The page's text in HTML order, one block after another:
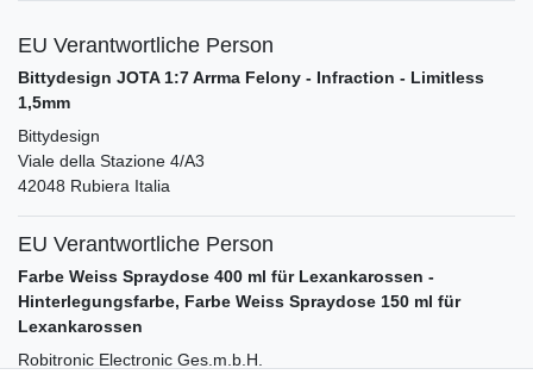
EU Verantwortliche Person
Bittydesign JOTA 1:7 Arrma Felony - Infraction - Limitless
1,5mm
Bittydesign
Viale della Stazione 4/A3
42048 Rubiera Italia
EU Verantwortliche Person
Farbe Weiss Spraydose 400 ml für Lexankarossen -
Hinterlegungsfarbe, Farbe Weiss Spraydose 150 ml für
Lexankarossen
Robitronic Electronic Ges.m.b.H.